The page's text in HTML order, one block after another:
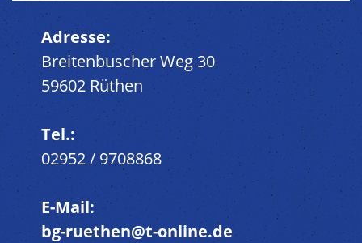
Adresse:
Breitenbuscher Weg 30
59602 Rüthen
Tel.:
02952 / 9708868
E-Mail:
bg-ruethen@t-online.de